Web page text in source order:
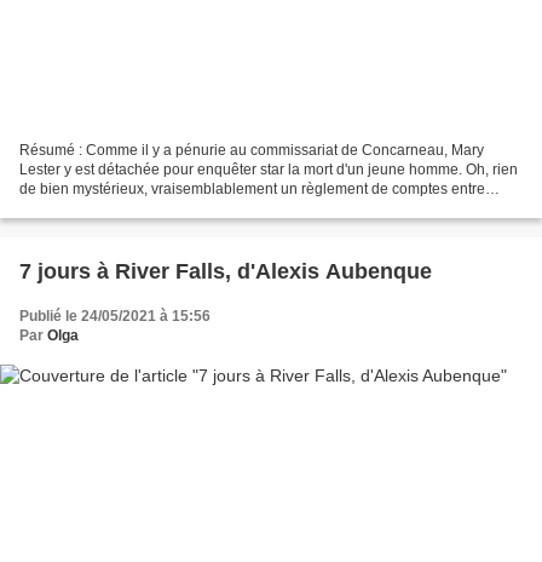
Résumé : Comme il y a pénurie au commissariat de Concarneau, Mary
Lester y est détachée pour enquêter star la mort d'un jeune homme. Oh, rien
de bien mystérieux, vraisemblablement un règlement de comptes entre
7 jours à River Falls, d'Alexis Aubenque
Publié le 24/05/2021 à 15:56
Par Olga